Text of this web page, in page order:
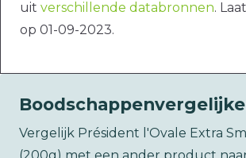
uit verschillende databronnen.
op 01-09-2023.
Vergelijk Président l'Ovale Extra